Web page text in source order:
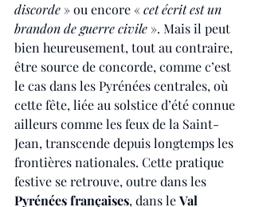
discorde » ou encore « cet écrit est un
brandon de guerre civile ». Mais il peut
bien heureusement, tout au contraire,
être source de concorde, comme c’est
le cas dans les Pyrénées centrales, où
cette fête, liée au solstice d’été connue
ailleurs comme les feux de la Saint-
Jean, transcende depuis longtemps les
frontières nationales. Cette pratique
festive se retrouve, outre dans les
Pyrénées françaises, dans le Val